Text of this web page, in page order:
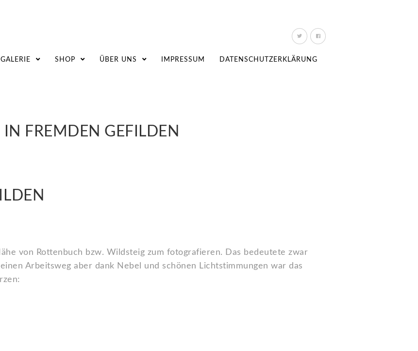
GALERIE SHOP ÜBER UNS IMPRESSUM DATENSCHUTZERKLÄRUNG
IN FREMDEN GEFILDEN
von Rottenbuch bzw. Wildsteig zum fotografieren. Das bedeutete zwar
Arbeitsweg aber dank Nebel und schönen Lichtstimmungen war das